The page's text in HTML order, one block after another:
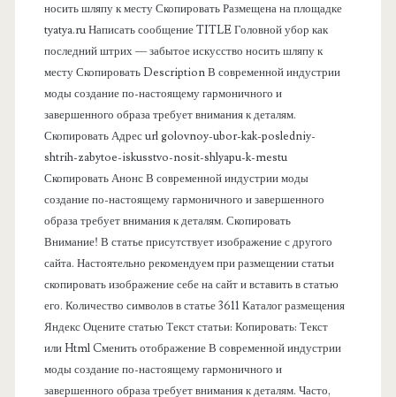
носить шляпу к месту Скопировать Размещена на площадке
tyatya.ru Написать сообщение TITLE Головной убор как
последний штрих — забытое искусство носить шляпу к
месту Скопировать Description В современной индустрии
моды создание по-настоящему гармоничного и
завершенного образа требует внимания к деталям.
Скопировать Адрес url golovnoy-ubor-kak-posledniy-
shtrih-zabytoe-iskusstvo-nosit-shlyapu-k-mestu
Скопировать Анонс В современной индустрии моды
создание по-настоящему гармоничного и завершенного
образа требует внимания к деталям. Скопировать
Внимание! В статье присутствует изображение с другого
сайта. Настоятельно рекомендуем при размещении статьи
скопировать изображение себе на сайт и вставить в статью
его. Количество символов в статье 3611 Каталог размещения
Яндекс Оцените статью Текст статьи: Копировать: Текст
или Html Cменить отображение В современной индустрии
моды создание по-настоящему гармоничного и
завершенного образа требует внимания к деталям. Часто,